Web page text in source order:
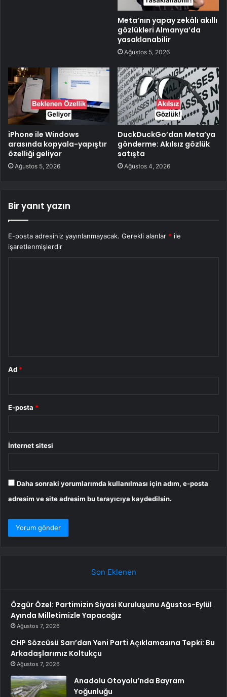
Meta’nın yapay zekâlı akıllı
gözlükleri Almanya’da
yasaklanabilir
Ağustos 5, 2026
iPhone ile Windows
arasında kopyala-yapıştır
özelliği geliyor
Ağustos 5, 2026
DuckDuckGo’dan Meta’ya
gönderme: Akılsız gözlük
satışta
Ağustos 4, 2026
Bir yanıt yazın
E-posta adresiniz yayınlanmayacak. Gerekli alanlar * ile
işaretlenmişlerdir
Ad *
E-posta *
İnternet sitesi
Daha sonraki yorumlarımda kullanılması için adım, e-posta
adresim ve site adresim bu tarayıcıya kaydedilsin.
Son Eklenen
Özgür Özel: Partimizin Siyasi Kuruluşunu Ağustos-Eylül
Ayında Milletimizle Yapacağız
Ağustos 7, 2026
CHP Sözcüsü Sarı’dan Yeni Parti Açıklamasına Tepki: Bu
Arkadaşlarımız Koltukçu
Ağustos 7, 2026
Anadolu Otoyolu’nda Bayram
Yoğunluğu